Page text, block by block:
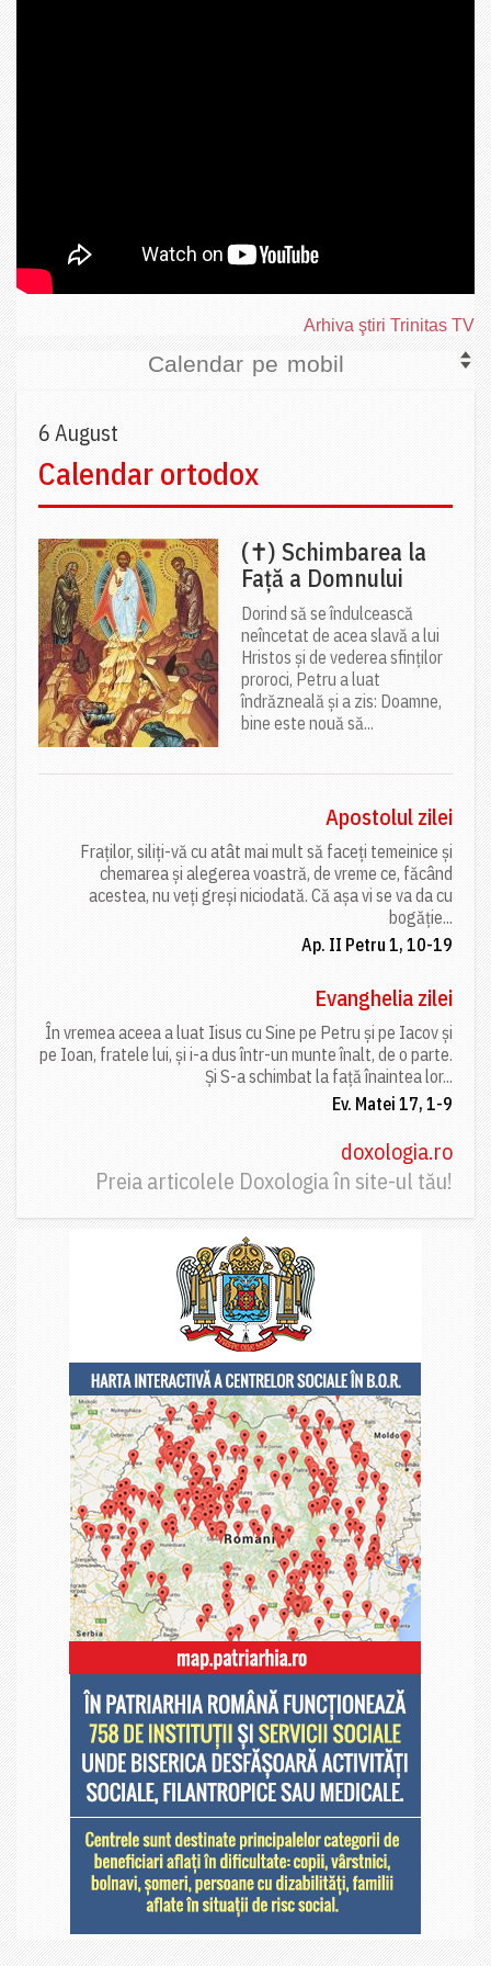
Arhiva ştiri Trinitas TV
Calendar pe mobil
6 August
Calendar ortodox
(✝) Schimbarea la
Față a Domnului
Dorind să se îndulcească
neîncetat de acea slavă a lui
Hristos și de vederea sfinților
proroci, Petru a luat
îndrăzneală și a zis: Doamne,
bine este nouă să...
Apostolul zilei
Fraților, siliți-vă cu atât mai mult să faceți temeinice și
chemarea și alegerea voastră, de vreme ce, făcând
acestea, nu veți greși niciodată. Că așa vi se va da cu
bogăție...
Ap. II Petru 1, 10-19
Evanghelia zilei
În vremea aceea a luat Iisus cu Sine pe Petru și pe Iacov și
pe Ioan, fratele lui, și i-a dus într-un munte înalt, de o parte.
Și S-a schimbat la față înaintea lor...
Ev. Matei 17, 1-9
doxologia.ro
Preia articolele Doxologia în site-ul tău!